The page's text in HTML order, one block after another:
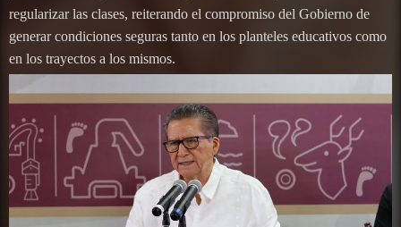
regularizar las clases, reiterando el compromiso del Gobierno de
generar condiciones seguras tanto en los planteles educativos como
en los trayectos a los mismos.